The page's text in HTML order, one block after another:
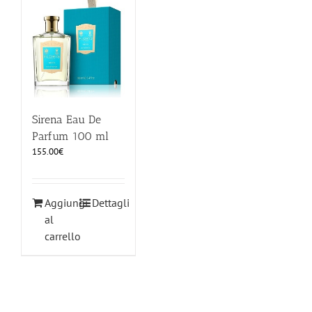
ILLUMINAZIONE
FUORI PRODUZIONE
BOMBONIERE
BELLINI HO.RE.CA
Sirena Eau De
Parfum 100 ml
155.00€
Aggiungi
al
carrello
Dettagli